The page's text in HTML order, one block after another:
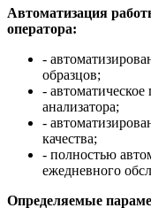
Автоматизация
оператора:
-
образцов;
-
анализатора;
-
качества;
- полностью
ежедневного
Определяемые